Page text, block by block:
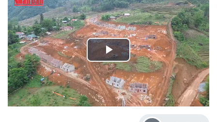
Play
Video